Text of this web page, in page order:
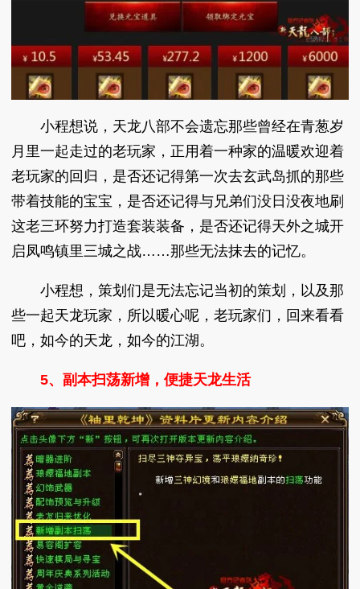
小程想说，天龙八部不会遗忘那些曾经在青葱岁
月里一起走过的老玩家，正用着一种家的温暖欢迎着
老玩家的回归，是否还记得第一次去玄武岛抓的那些
带着技能的宝宝，是否还记得与兄弟们没日没夜地刷
这老三环努力打造套装装备，是否还记得天外之城开
启凤鸣镇里三城之战……那些无法抹去的记忆。
小程想，策划们是无法忘记当初的策划，以及那
些一起天龙玩家，所以暖心呢，老玩家们，回来看看
吧，如今的天龙，如今的江湖。
5、副本扫荡新增，便捷天龙生活